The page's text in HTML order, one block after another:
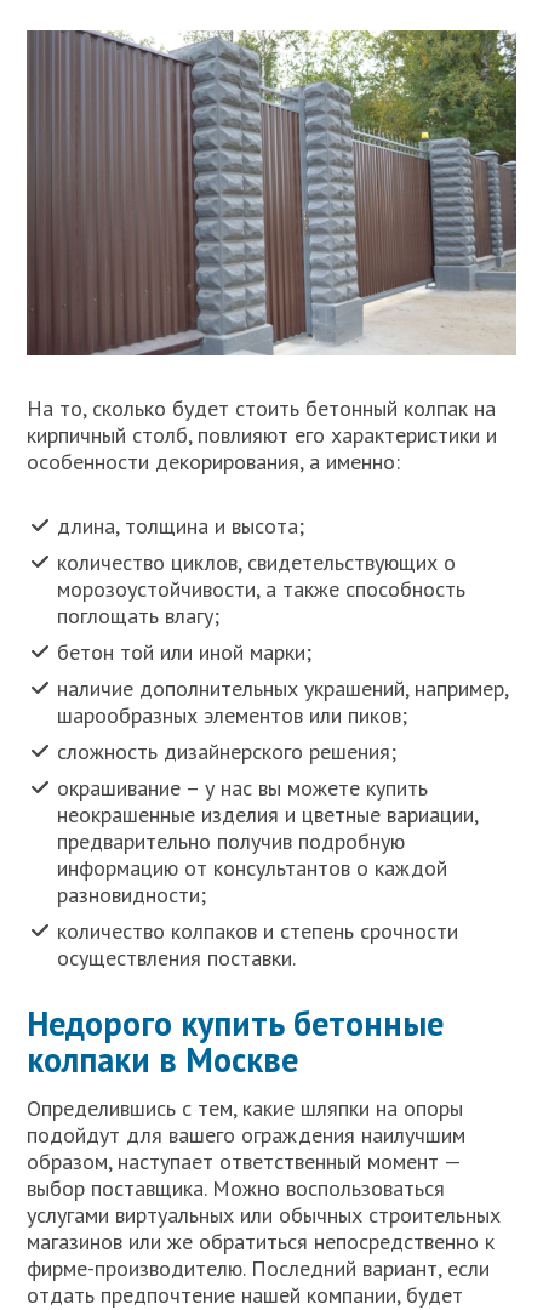
На то, сколько будет стоить бетонный колпак на
кирпичный столб, повлияют его характеристики и
особенности декорирования, а именно:
длина, толщина и высота;
количество циклов, свидетельствующих о
морозоустойчивости, а также способность
поглощать влагу;
бетон той или иной марки;
наличие дополнительных украшений, например,
шарообразных элементов или пиков;
сложность дизайнерского решения;
окрашивание – у нас вы можете купить
неокрашенные изделия и цветные вариации,
предварительно получив подробную
информацию от консультантов о каждой
разновидности;
количество колпаков и степень срочности
осуществления поставки.
Недорого купить бетонные
колпаки в Москве
Определившись с тем, какие шляпки на опоры
подойдут для вашего ограждения наилучшим
образом, наступает ответственный момент —
выбор поставщика. Можно воспользоваться
услугами виртуальных или обычных строительных
магазинов или же обратиться непосредственно к
фирме-производителю. Последний вариант, если
отдать предпочтение нашей компании, будет